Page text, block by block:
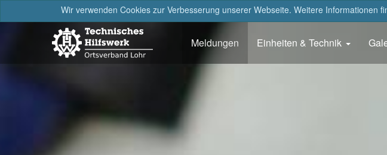
Wir verwenden Cookies zur Verbesserung unserer Webseite. Weitere Informationen
Meldungen Einheiten & Technik